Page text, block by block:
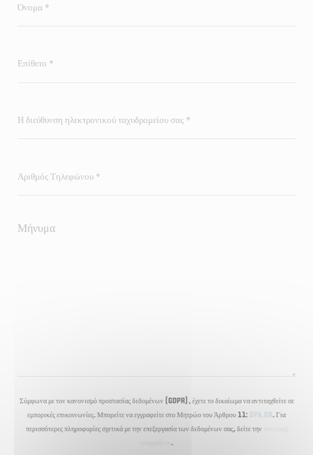
Σύμφωνα με τον κανονισμό προστασίας δεδομένων (GDPR), έχετε το δικαίωμα να αντιταχθείτε σε
εμπορικές επικοινωνίες. Μπορείτε να εγγραφείτε στο Μητρώο του Άρθρου 11: dpa.gr. Για
περισσότερες πληροφορίες σχετικά με την επεξεργασία των δεδομένων σας, δείτε την
.